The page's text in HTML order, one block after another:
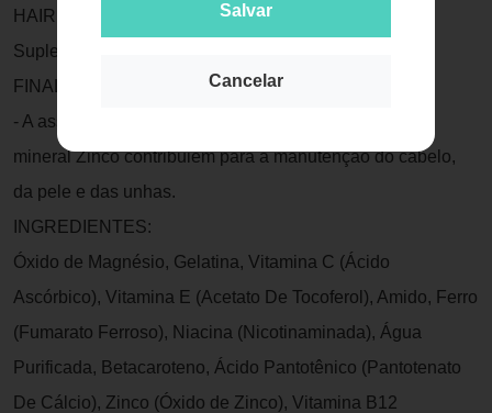
Salvar
Cancelar
HAIR, SKIN & NAILS c/ 60 CÁPSULAS
Suplemento Alimentar de Vitaminas e Minerais
FINALIDADE:
- A associação das vitaminas Biotina e Niacina com o
mineral Zinco contribuiem para a manutenção do cabelo,
da pele e das unhas.
INGREDIENTES:
Óxido de Magnésio, Gelatina, Vitamina C (Ácido
Ascórbico), Vitamina E (Acetato De Tocoferol), Amido, Ferro
(Fumarato Ferroso), Niacina (Nicotinaminada), Água
Purificada, Betacaroteno, Ácido Pantotênico (Pantotenato
De Cálcio), Zinco (Óxido de Zinco), Vitamina B12